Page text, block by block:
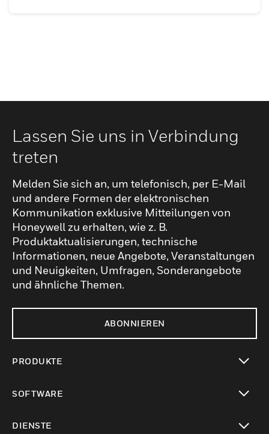
Lassen Sie uns in Verbindung
treten
Melden Sie sich an, um telefonisch, per E-Mail
und andere Formen der elektronischen
Kommunikation exklusive Mitteilungen von
Honeywell zu erhalten, wie z. B.
Produktaktualisierungen, technische
Informationen, neue Angebote, Veranstaltungen
und Neuigkeiten, Umfragen, Sonderangebote
und ähnliche Themen.
ABONNIEREN
PRODUKTE
SOFTWARE
DIENSTE